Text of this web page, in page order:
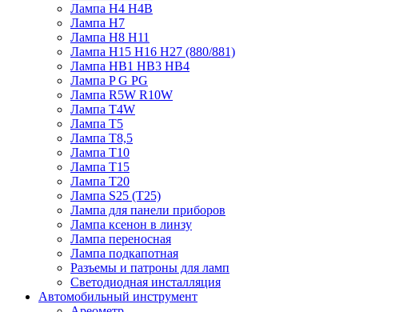
Лампа H4 H4B
Лампа H7
Лампа H8 H11
Лампа H15 H16 H27 (880/881)
Лампа HB1 HB3 HB4
Лампа P G PG
Лампа R5W R10W
Лампа T4W
Лампа T5
Лампа T8,5
Лампа T10
Лампа T15
Лампа T20
Лампа S25 (T25)
Лампа для панели приборов
Лампа ксенон в линзу
Лампа переносная
Лампа подкапотная
Разъемы и патроны для ламп
Светодиодная инсталляция
Автомобильный инструмент